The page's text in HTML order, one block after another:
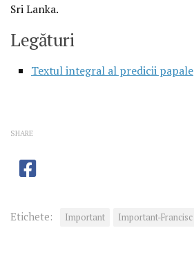
Sri Lanka.
Legături
Textul integral al predicii papale
SHARE
Etichete: Important Important-Francisc